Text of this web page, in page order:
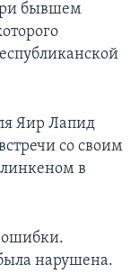
бывшем
Яир Лапид
со своим
в
нарушена.